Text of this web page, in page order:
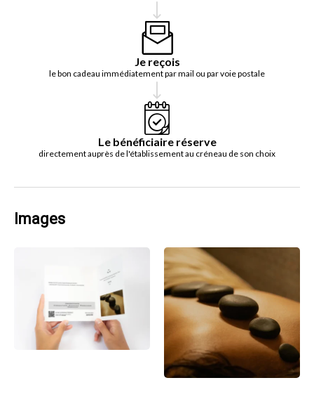
Je reçois
le bon cadeau immédiatement par mail ou par voie postale
Le bénéficiaire réserve
directement auprès de l'établissement au créneau de son choix
Images